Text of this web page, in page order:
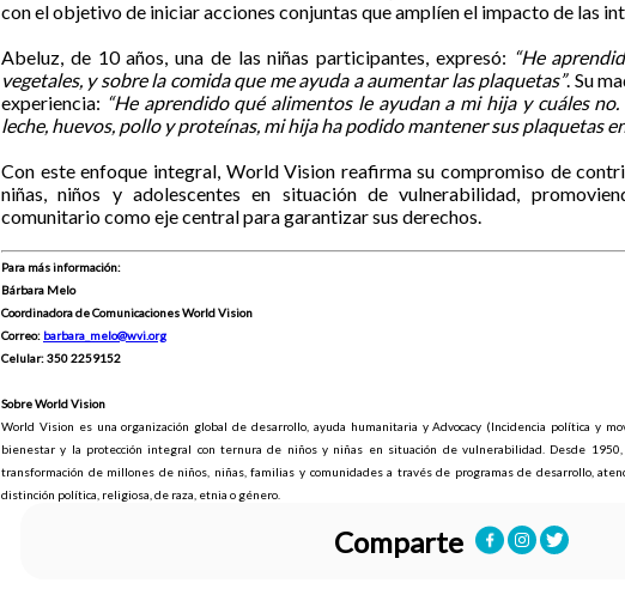
con el objetivo de iniciar acciones conjuntas que amplíen el impacto de las
Abeluz, de 10 años, una de las niñas participantes, expresó: “He
vegetales, y sobre la comida que me ayuda a aumentar las plaquetas”. Su
experiencia: “He aprendido qué alimentos le ayudan a mi hija y cuáles
leche, huevos, pollo y proteínas, mi hija ha podido mantener sus plaquetas
Con este enfoque integral, World Vision reafirma su compromiso de
niñas, niños y adolescentes en situación de vulnerabilidad,
comunitario como eje central para garantizar sus derechos.
Para más información:
Bárbara Melo
Coordinadora de Comunicaciones World Vision
Correo: barbara_melo@wvi.org
Celular: 350 2259152
Sobre World Vision
World Vision es una organización global de desarrollo, ayuda humanitaria y Advocacy (Incidencia política y
bienestar y la protección integral con ternura de niños y niñas en situación de vulnerabilidad. Desde
transformación de millones de niños, niñas, familias y comunidades a través de programas de desarrollo,
distinción política, religiosa, de raza, etnia o género.
Comparte